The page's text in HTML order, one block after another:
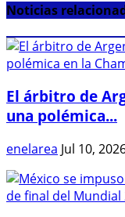
Noticias
El árbitro de
una polémica...
enelarea Jul 10,